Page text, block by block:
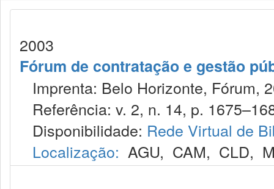
2003
Fórum de contratação e gestão
Imprenta: Belo Horizonte, Fórum,
Referência: v. 2, n. 14, p.
Disponibilidade: Rede Virtual de
Localização: AGU, CAM, CLD,